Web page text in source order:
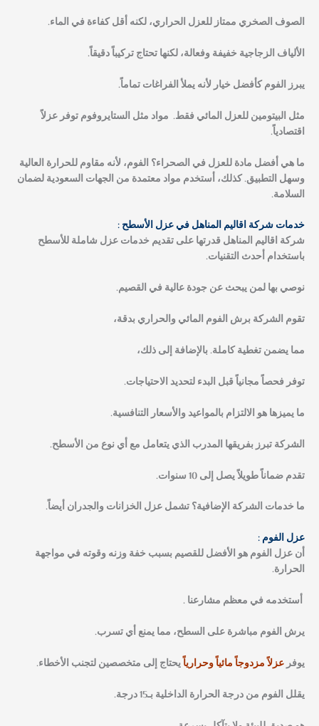
الصوف الصخري ممتاز للعزل الحراري، لكنه أقل كفاءة في الماء.
الألياف الزجاجية خفيفة وفعالة، لكنها تحتاج تركيباً دقيقاً.
يبرز الفوم كأفضل خيار لأنه يملأ الفراغات تماماً.
مثل البيتومين للعزل المائي فقط. مواد مثل الستايروفوم توفر عزلاً
اقتصادياً.
ما هي أفضل مادة للعزل في الصحراء؟ الفوم، لأنه مقاوم للحرارة العالية
وسهل التطبيق. كذلك، أستخدم مواد معتمدة من الجهات السعودية لضمان
السلامة.
خدمات شركة اقاليم المناهل في عزل الأسطح :
شركة اقاليم المناهل قدرتها على تقديم خدمات عزل شاملة للأسطح
باستخدام أحدث التقنيات.
نوصي بها لمن يبحث عن جودة عالية في القصيم.
تقوم الشركة برش الفوم المائي والحراري بدقة،
مما يضمن تغطية كاملة. بالإضافة إلى ذلك،
توفر فحصاً مجانياً قبل البدء لتحديد الاحتياجات.
ما يميزها هو الالتزام بالمواعيد والأسعار التنافسية.
الشركة تبرز بفريقها المدرب الذي يتعامل مع أي نوع من الأسطح.
تقدم ضماناً طويلاً يصل إلى 10 سنوات.
ما خدمات الشركة الإضافية؟تشمل عزل الخزانات والجدران أيضاً.
عزل الفوم :
أن عزل الفوم هو الأفضل للقصيم بسبب خفة وزنه وقوته في مواجهة
الحرارة.
أستخدمه في معظم مشارعنا .
يرش الفوم مباشرة على السطح، مما يمنع أي تسرب.
يوفرعزلاً مزدوجاً مائياً وحرارياًيحتاج إلى متخصصين لتجنب الأخطاء.
يقلل الفوم من درجة الحرارة الداخلية بـ15 درجة.